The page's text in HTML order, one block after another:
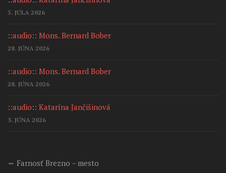
5. JÚLA 2026
::audio:: Mons. Bernard Bober
28. JÚNA 2026
::audio:: Mons. Bernard Bober
28. JÚNA 2026
::audio:: Katarína Jančišinová
3. JÚNA 2026
Farnosť Brezno – mesto